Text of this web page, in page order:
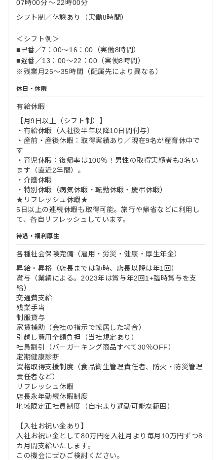
07時00分〜 22時00分
シフト制／休憩あり（実働8時間）
＜シフト例＞
■早番／7：00～16：00（実働8時間）
■遅番／13：00～22：00（実働8時間）
※残業月25～35時間（配属先により異なる）
休日・休暇
有給休暇
【月9日以上（シフト制）】
・有給休暇（入社後半年以降10日間付与）
・産前・産後休暇：取得実績あり／現在9名が産育休中で
す
・育児休暇：復帰率は100％！男性の取得実績者も3名い
ます（直近2年間）。
・介護休暇
・特別休暇（病気休暇・転勤休暇・慶弔休暇）
★リフレッシュ休暇★
5日以上の連続休暇も取得可能。旅行や帰省などに利用し
て、各自リフレッシュしています。
待遇・福利厚生
各種社会保険完備（雇用・労災・健康・厚生年金）
昇給・昇格（店長までは随時、店長以降は年1回）
賞与（業績による。2023年は賞与年2回1+臨時賞与を支
給）
交通費支給
残業手当
制服貸与
家賃補助（会社の指示で転居した場合）
引越し費用全額負担（当社規定あり）
社員割引（バーガーキング商品すべて30％OFF）
定期健康診断
資格取得支援制度（食品衛生管理責任者、防火・防災管理
責任者など）
リフレッシュ休暇
店長永年勤続休暇制度
地域限定正社員制度（自宅より通勤可能な範囲）
【入社お祝い金あり】
入社お祝い金として80万円を入社月より毎月10万円ずつ8
カ月間支給いたします。
この機会にぜひご検討ください。